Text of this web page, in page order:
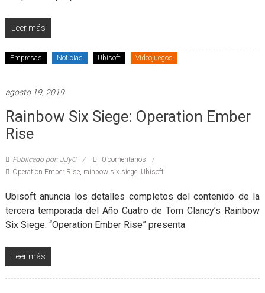
Leer más
Empresas Noticias Ubisoft Videojuegos
agosto 19, 2019
Rainbow Six Siege: Operation Ember
Rise
Publicado por: JJyC
0 comentarios
Operation Ember Rise, rainbow six siege, Ubisoft
Ubisoft anuncia los detalles completos del contenido de la
tercera temporada del Año Cuatro de Tom Clancy’s Rainbow
Six Siege. “Operation Ember Rise” presenta
Leer más